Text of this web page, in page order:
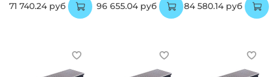
71 740.24 руб
96 655.04 руб
84 580.14 руб